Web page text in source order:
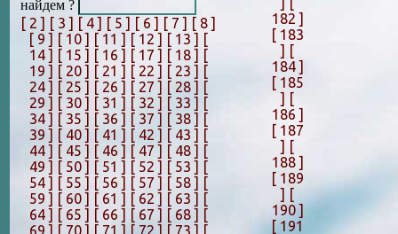
182 ]
[ 183
] [
184 ]
[ 185
] [
186 ]
[ 187
] [
188 ]
[ 189
] [
190 ]
[ 191
найдем ?
[ 2 ] [ 3 ] [ 4 ] [ 5 ] [ 6 ] [ 7 ] [ 8 ]
[ 9 ] [ 10 ] [ 11 ] [ 12 ] [ 13 ] [
14 ] [ 15 ] [ 16 ] [ 17 ] [ 18 ] [
19 ] [ 20 ] [ 21 ] [ 22 ] [ 23 ] [
24 ] [ 25 ] [ 26 ] [ 27 ] [ 28 ] [
29 ] [ 30 ] [ 31 ] [ 32 ] [ 33 ] [
34 ] [ 35 ] [ 36 ] [ 37 ] [ 38 ] [
39 ] [ 40 ] [ 41 ] [ 42 ] [ 43 ] [
44 ] [ 45 ] [ 46 ] [ 47 ] [ 48 ] [
49 ] [ 50 ] [ 51 ] [ 52 ] [ 53 ] [
54 ] [ 55 ] [ 56 ] [ 57 ] [ 58 ] [
59 ] [ 60 ] [ 61 ] [ 62 ] [ 63 ] [
64 ] [ 65 ] [ 66 ] [ 67 ] [ 68 ] [
69 ] [ 70 ] [ 71 ] [ 72 ] [ 73 ] [